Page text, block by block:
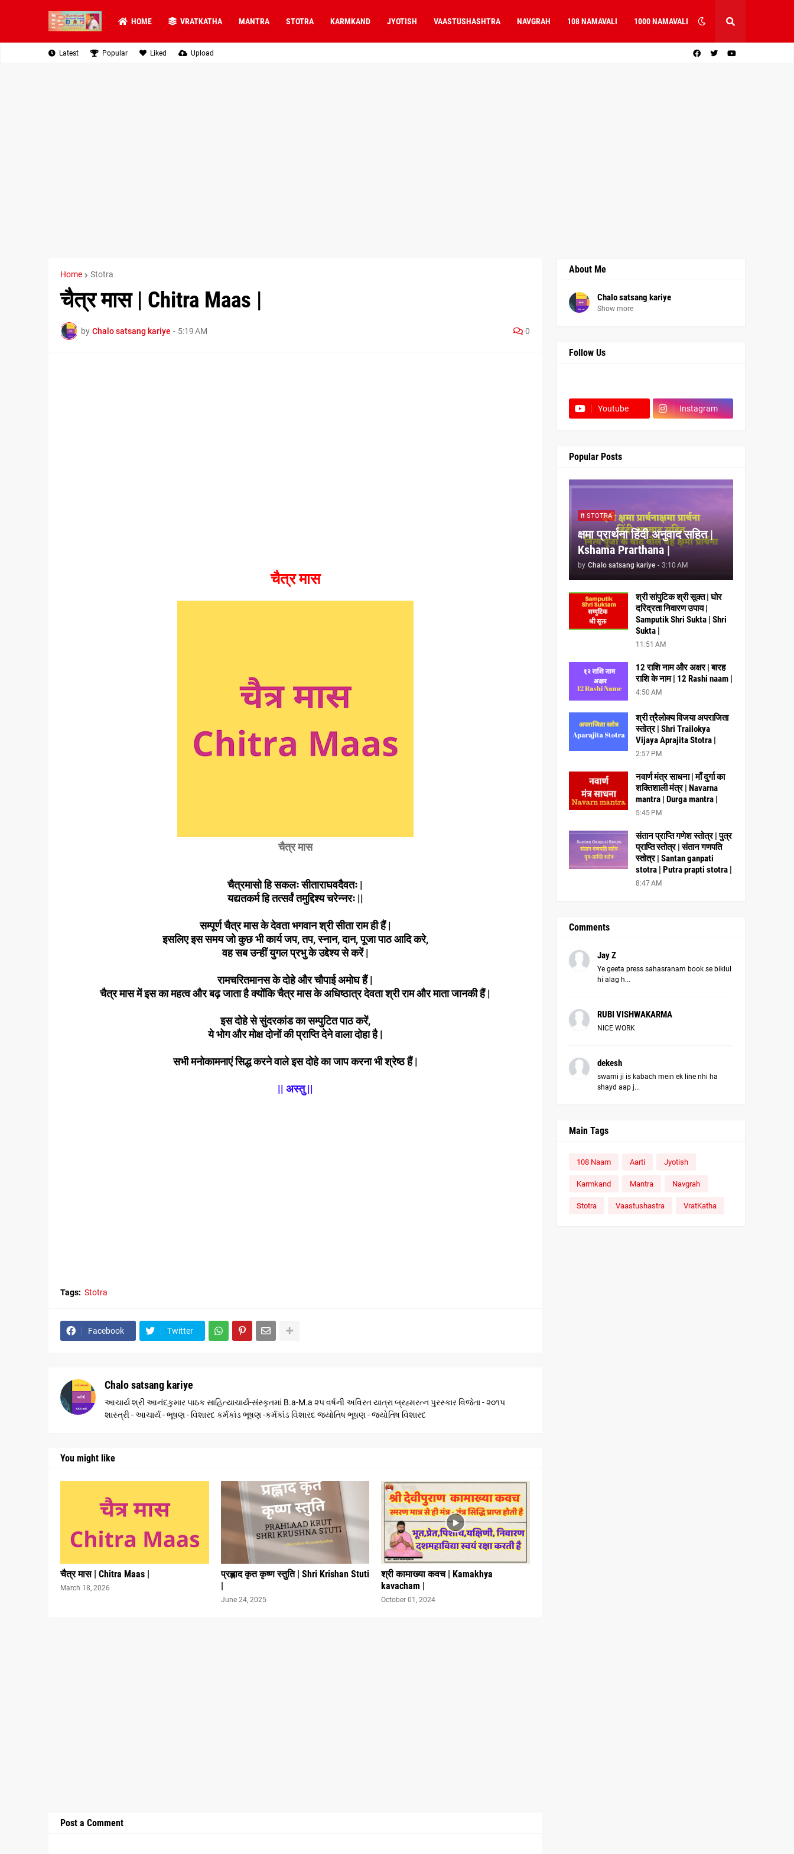
HOME VRATKATHA MANTRA STOTRA KARMKAND JYOTISH VAASTUSHASHTRA NAVGRAH 108 NAMAVALI 1000 NAMAVALI
Latest Popular Liked Upload
Home Stotra
चैत्र मास | Chitra Maas |
by Chalo satsang kariye - 5:19 AM 0
चैत्र मास
चैत्र मास
चैत्रमासो हि सकलः सीताराघवदैवतः |
यद्यतकर्म हि तत्सर्वं तमुद्दिश्य चरेन्नरः ||
सम्पूर्ण चैत्र मास के देवता भगवान श्री सीता राम ही हैं |
इसलिए इस समय जो कुछ भी कार्य जप, तप, स्नान, दान, पूजा पाठ आदि करे,
वह सब उन्हीं युगल प्रभु के उद्देश्य से करें |
रामचरितमानस के दोहे और चौपाई अमोघ हैं |
चैत्र मास में इस का महत्व और बढ़ जाता है क्योंकिचैत्र मास के अधिष्ठात्र देवता श्री राम और माता जानकी हैं |
इस दोहे से सुंदरकांड का सम्पुटित पाठ करें,
ये भोग और मोक्ष दोनों की प्राप्ति देने वाला दोहा है |
सभी मनोकामनाएं सिद्ध करने वाले इस दोहे का जाप करना भी श्रेष्ठ हैं |
|| अस्तु ||
Tags: Stotra
Facebook Twitter
Chalo satsang kariye
આચાર્ય શ્રી આનંદકુમાર પાઠક સાહિત્યાચાર્ય-સંસ્કૃતમાં B.a-M.a ૨૫ વર્ષની અવિરત યાત્રા બ્રહ્મરત્ન પુરસ્કાર વિજેતા - ૨૦૧૫
શાસ્ત્રી - આચાર્ય - ભૂષણ - વિશારદ કર્મકાંડ ભૂષણ -કર્મકાંડ વિશારદ જ્યોતિષ ભૂષણ - જ્યોતિષ વિશારદ
You might like
चैत्र मास | Chitra Maas |
March 18, 2026
प्रह्लाद कृत कृष्ण स्तुति | Shri Krishan Stuti
|
June 24, 2025
श्री कामाख्या कवच | Kamakhya
kavacham |
October 01, 2024
Post a Comment
About Me
Chalo satsang kariye
Show more
Follow Us
Youtube Instagram
Popular Posts
STOTRA
क्षमा प्रार्थना हिंदी अनुवाद सहित |
Kshama Prarthana |
by Chalo satsang kariye - 3:10 AM
श्री सांपुटिक श्री सूक्त | घोर
दरिद्रता निवारण उपाय |
Samputik Shri Sukta | Shri
Sukta |
11:51 AM
12 राशि नाम और अक्षर | बारह
राशि के नाम | 12 Rashi naam |
4:50 AM
श्री त्रैलोक्य विजया अपराजिता
स्तोत्र | Shri Trailokya
Vijaya Aprajita Stotra |
2:57 PM
नवार्ण मंत्र साधना | माँ दुर्गा का
शक्तिशाली मंत्र | Navarna
mantra | Durga mantra |
5:45 PM
संतान प्राप्ति गणेश स्तोत्र | पुत्र
प्राप्ति स्तोत्र | संतान गणपति
स्तोत्र | Santan ganpati
stotra | Putra prapti stotra |
8:47 AM
Comments
Jay Z
Ye geeta press sahasranam book se biklul
hi alag h...
RUBI VISHWAKARMA
NICE WORK
dekesh
swami ji is kabach mein ek line nhi ha
shayd aap j...
Main Tags
108 Naam Aarti Jyotish
Karmkand Mantra Navgrah
Stotra Vaastushastra VratKatha